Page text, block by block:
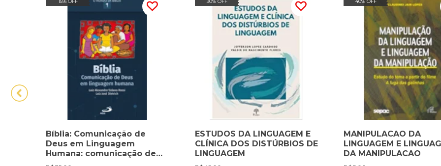
Bíblia: Comunicação de
Deus em Linguagem
Humana: comunicação de
Deus em linguagem
ESTUDOS DA LINGUAGEM E
CLÍNICA DOS DISTÚRBIOS DE
LINGUAGEM
MANIPULACAO DA
LINGUAGEM E
DA MANIPULACAO